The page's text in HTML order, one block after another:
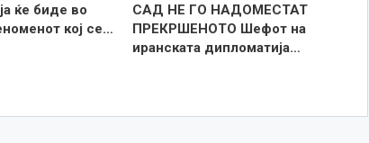
ќе биде во
кој се…
САД НЕ ГО НАДОМЕСТАТ
ПРЕКРШЕНОТО Шефот на
иранската дипломатија…